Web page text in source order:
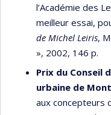
l’Académie des
meilleur essai,
de Michel Leiris,
», 2002, 146 p.
Prix du Conseil
urbaine de
aux concepteurs